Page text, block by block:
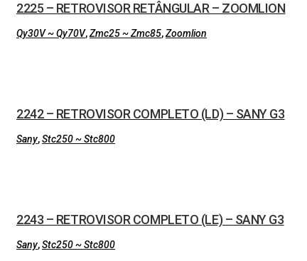
2225 – RETROVISOR RETÂNGULAR – ZOOMLION
Qy30V ~ Qy70V,Zmc25 ~ Zmc85,Zoomlion
2242 – RETROVISOR COMPLETO (LD) – SANY G3
Sany,Stc250 ~ Stc800
2243 – RETROVISOR COMPLETO (LE) – SANY G3
Sany,Stc250 ~ Stc800